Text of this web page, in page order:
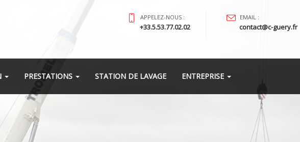
APPELEZ-NOUS :
+33.5.53.77.02.02
EMAIL :
contact@c-guery.fr
PRESTATIONS STATION DE LAVAGE ENTREPRISE